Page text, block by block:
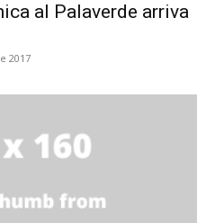
al Palaverde arriva
2017